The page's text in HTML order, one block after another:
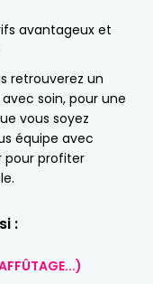
avantageux et
retrouverez un
soin, pour une
vous soyez
équipe avec
pour profiter
: